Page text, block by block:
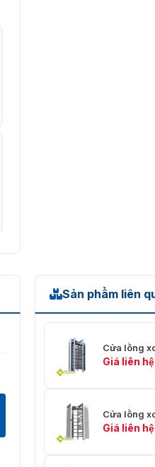
Sản phẩm liên
Cửa lồng
Giá liên hệ
Cửa lồng
Giá liên hệ